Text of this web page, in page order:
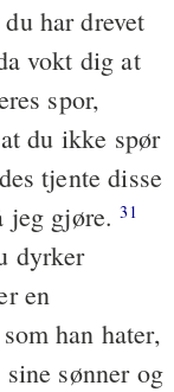
har drevet
vokt dig at
spor,
du ikke spør
tjente disse
jeg gjøre.31
dyrker
en
han hater,
sønner og